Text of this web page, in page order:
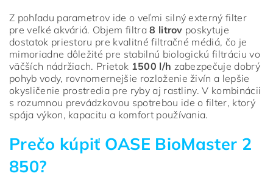
Z pohľadu parametrov ide o veľmi silný externý filter
pre veľké akváriá. Objem filtra8 litrov poskytuje
dostatok priestoru pre kvalitné filtračné médiá, čo je
mimoriadne dôležité pre stabilnú biologickú filtráciu vo
väčších nádržiach. Prietok 1500 l/h zabezpečuje dobrý
pohyb vody, rovnomernejšie rozloženie živín a lepšie
okysličenie prostredia pre ryby aj rastliny. V kombinácii
s rozumnou prevádzkovou spotrebou ide o filter, ktorý
spája výkon, kapacitu a komfort používania.
Prečo kúpiť OASE BioMaster 2
850?